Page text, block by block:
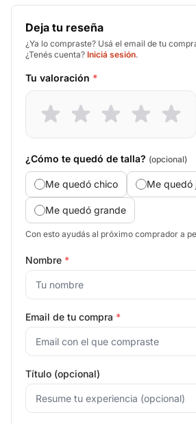
Deja tu reseña
¿Ya lo compraste? Usá el email de tu
¿Tenés cuenta? Iniciá sesión.
Tu valoración *
¿Cómo te quedó de talla? (opcional)
Me quedó chico Me quedó
Me quedó grande
Con esto ayudás al próximo comprador a
Nombre *
Email de tu compra *
Título (opcional)